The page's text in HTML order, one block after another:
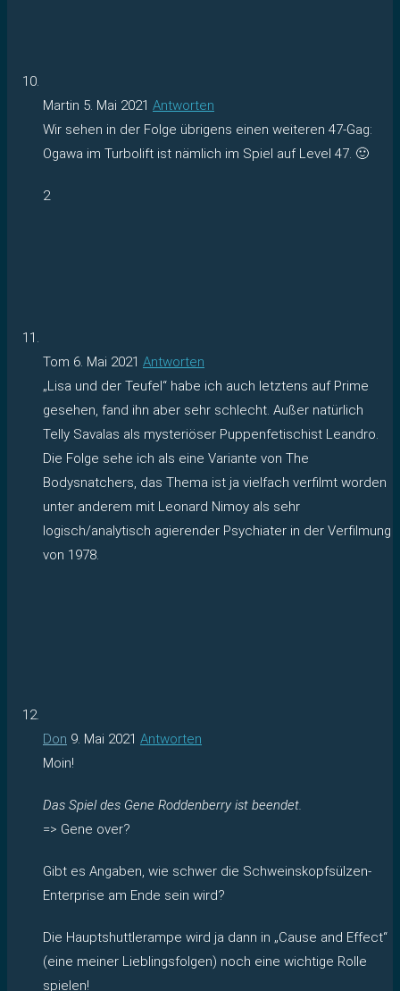
Martin 5. Mai 2021 Antworten
Wir sehen in der Folge übrigens einen weiteren 47-Gag:
Ogawa im Turbolift ist nämlich im Spiel auf Level 47. 🙂
2
Tom 6. Mai 2021 Antworten
„Lisa und der Teufel“ habe ich auch letztens auf Prime
gesehen, fand ihn aber sehr schlecht. Außer natürlich
Telly Savalas als mysteriöser Puppenfetischist Leandro.
Die Folge sehe ich als eine Variante von The
Bodysnatchers, das Thema ist ja vielfach verfilmt worden
unter anderem mit Leonard Nimoy als sehr
logisch/analytisch agierender Psychiater in der Verfilmung
von 1978.
Don 9. Mai 2021 Antworten
Moin!
Das Spiel des Gene Roddenberry ist beendet.
=> Gene over?
Gibt es Angaben, wie schwer die Schweinskopfsülzen-
Enterprise am Ende sein wird?
Die Hauptshuttlerampe wird ja dann in „Cause and Effect“
(eine meiner Lieblingsfolgen) noch eine wichtige Rolle
spielen!